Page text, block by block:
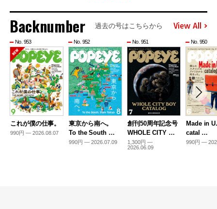
Backnumber 過去の号はこちらから View All
No. 953
これが僕の仕事。
990円 — 2026.08.07
No. 952
東京から南へ。
To the South …
990円 — 2026.07.09
No. 951
創刊50周年記念号
WHOLE CITY …
1,300円 —
2026.06.09
No. 950
Made in
catal …
990円 —